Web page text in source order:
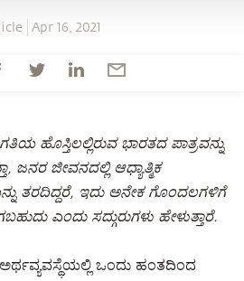
Apr 16, 2021
ಹೊಸ್ತಿಲಲ್ಲಿರುವ ಭಾರತದ ಪಾತ್ರವನ್ನು
ಜನರ ಜೀವನದಲ್ಲಿ ಆಧ್ಯಾತ್ಮಿಕ
ತರದಿದ್ದರೆ, ಇದು ಅನೇಕ ಗೊಂದಲಗಳಿಗೆ
ಎಂದು ಸದ್ಗುರುಗಳು ಹೇಳುತ್ತಾರೆ.
ಒಂದು ಹಂತದಿಂದ